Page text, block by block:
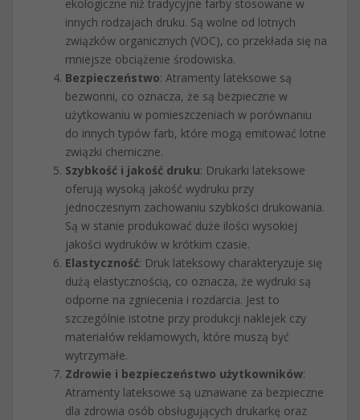
ekologiczne niż tradycyjne farby stosowane w
innych rodzajach druku. Są wolne od lotnych
związków organicznych (VOC), co przekłada się na
mniejsze obciążenie środowiska.
Bezpieczeństwo: Atramenty lateksowe są
bezwonni, co oznacza, że są bezpieczne w
użytkowaniu w pomieszczeniach w porównaniu
do innych typów farb, które mogą emitować lotne
związki chemiczne.
Szybkość i jakość druku: Drukarki lateksowe
oferują wysoką jakość wydruku przy
jednoczesnym zachowaniu szybkości drukowania.
Są w stanie produkować duże ilości wysokiej
jakości wydruków w krótkim czasie.
Elastyczność: Druk lateksowy charakteryzuje się
dużą elastycznością, co oznacza, że wydruki są
odporne na zgniecenia i rozdarcia. Jest to
szczególnie istotne przy produkcji naklejek czy
materiałów reklamowych, które muszą być
wytrzymałe.
Zdrowie i bezpieczeństwo użytkowników:
Atramenty lateksowe są uznawane za bezpieczne
dla zdrowia osób obsługujących drukarkę oraz